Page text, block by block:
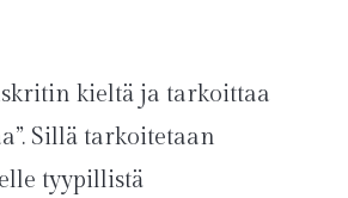
kieltä ja tarkoittaa
Sillä tarkoitetaan
tyypillistä